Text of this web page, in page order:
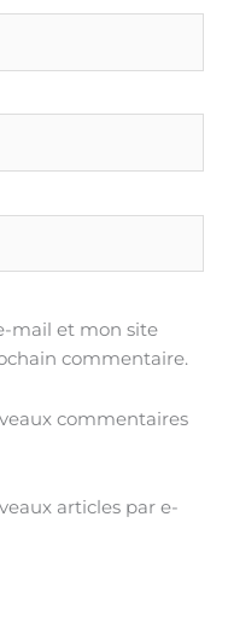
mail et mon site
commentaire.
commentaires
articles par e-